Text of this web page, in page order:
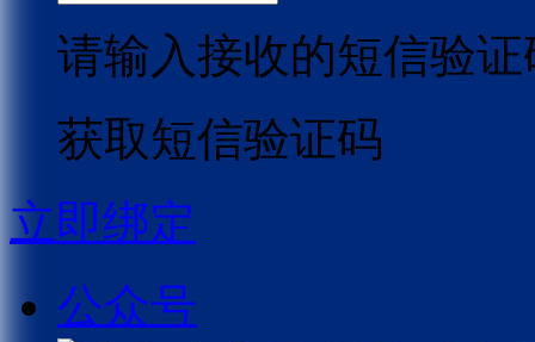
请输入接收的短信验证
获取短信验证码
立即绑定
公众号